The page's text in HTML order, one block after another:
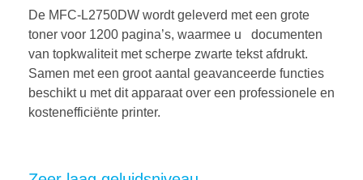
De MFC-L2750DW wordt geleverd met een grote
toner voor 1200 pagina’s, waarmee u documenten
van topkwaliteit met scherpe zwarte tekst afdrukt.
Samen met een groot aantal geavanceerde functies
beschikt u met dit apparaat over een professionele en
kostenefficiënte printer.